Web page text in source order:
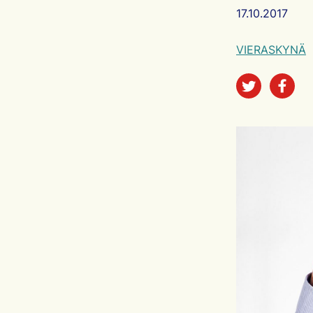
Artikkelin
17.10.2017
VIERASKYNÄ
Jaa